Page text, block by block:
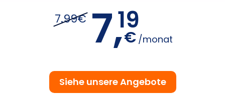
7.99€ 7,19
€ /monat
Siehe unsere Angebote